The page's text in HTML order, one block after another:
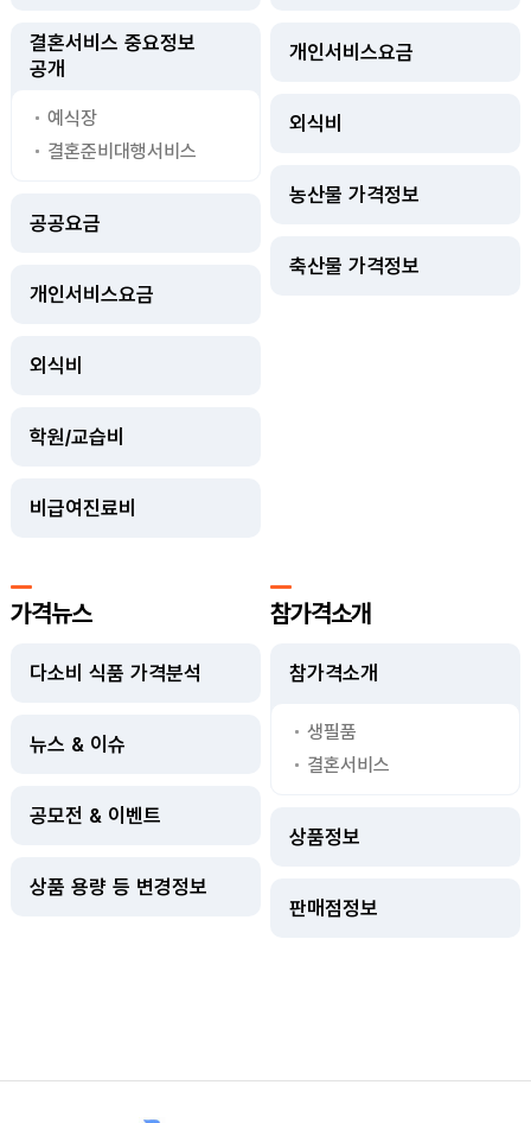
결혼서비스 중요정보
공개
예식장
결혼준비대행서비스
공공요금
개인서비스요금
외식비
학원/교습비
비급여진료비
개인서비스요금
외식비
농산물 가격정보
축산물 가격정보
가격뉴스
다소비 식품 가격분석
뉴스 & 이슈
공모전 & 이벤트
상품 용량 등 변경정보
참가격소개
참가격소개
생필품
결혼서비스
상품정보
판매점정보